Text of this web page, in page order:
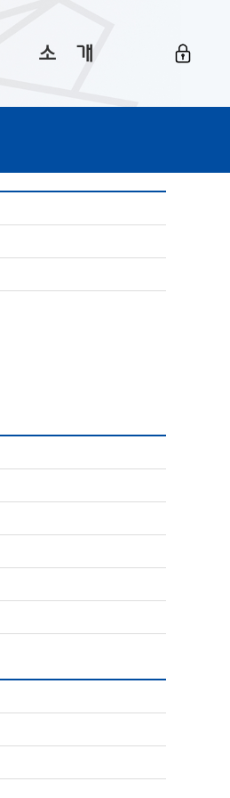
소ㅤ개
Big 월간뉴스
이용 안내
이용 문의 및 개선 요청